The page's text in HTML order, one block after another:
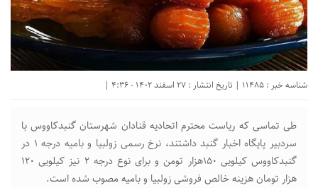
شناسه خبر : 11485 | تاریخ انتشار : 27 اسفند 1402 - 4:36 |
طی تماسی که ریاست محترم‌ اتحادیه قنادان شهرستان گنبدکاووس با
سردبیر پایگاه اخبار گنبد داشتند، نرخ رسمی زولبیا و بامیه درجه ۱ در
گنبدکاووس کیلویی ۱۵۰هزار تومن و برای نوع درجه ۲ نیز کیلویی ۱۲۰
هزار تومان هزینه خالص فروشی زولبیا و بامیه مصوب شده است.